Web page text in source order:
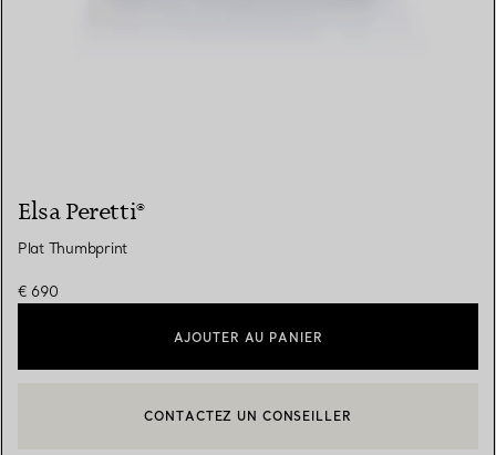
Elsa Peretti®
Plat Thumbprint
€ 690
AJOUTER AU PANIER
CONTACTER UN CONSEILLER CLIENT OU PRENDRE RENDEZ-
CONTACTEZ UN CONSEILLER